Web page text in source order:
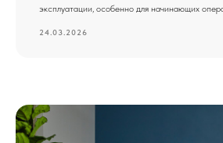
эксплуатации, особенно для начинающих
24.03.2026